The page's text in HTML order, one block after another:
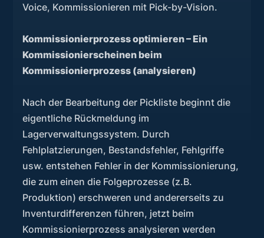
Voice, Kommissionieren mit Pick-by-Vision.
Kommissionierprozess optimieren – Ein
Kommissionierscheinen beim
Kommissionierprozess (analysieren)
Nach der Bearbeitung der Pickliste beginnt die
eigentliche Rückmeldung im
Lagerverwaltungssystem. Durch
Fehlplatzierungen, Bestandsfehler, Fehlgriffe
usw. entstehen Fehler in der Kommissionierung,
die zum einen die Folgeprozesse (z.B.
Produktion) erschweren und andererseits zu
Inventurdifferenzen führen, jetzt beim
Kommissionierprozess analysieren werden